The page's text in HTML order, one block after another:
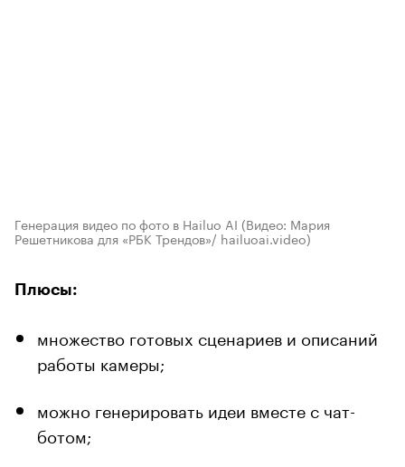
Генерация видео по фото в Hailuo AI (Видео: Мария
Решетникова для «РБК Трендов»/ hailuoai.video)
Плюсы:
множество готовых сценариев и описаний
работы камеры;
можно генерировать идеи вместе с чат-
ботом;